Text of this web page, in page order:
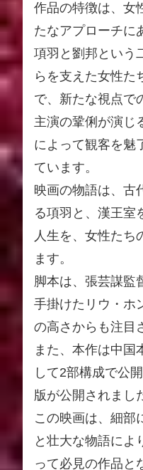
作品の特徴は、女
たなアプローチに
項羽と劉邦という
らを支えた女性た
で、新たな視点で
主演の鞏俐が演じ
によって観客を魅
ています。
映画の物語は、古
る項羽と、漢王室
人生を、女性たち
ます。
脚本は、張芸謀監
手掛けたリウ・ホ
の高さからも注目
また、本作は中国
して2部構成で公
版が公開されまし
この映画は、細部
と壮大な物語によ
って必見の作品と